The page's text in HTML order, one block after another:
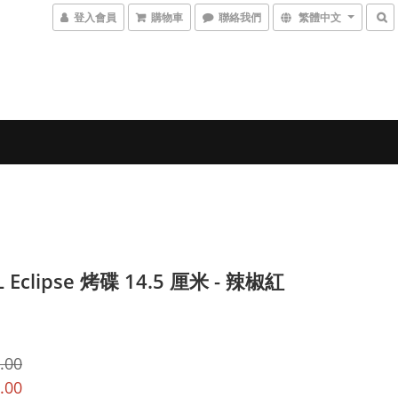
登入會員 購物車 聯絡我們 繁體中文
Eclipse 烤碟 14.5 厘米 - 辣椒紅